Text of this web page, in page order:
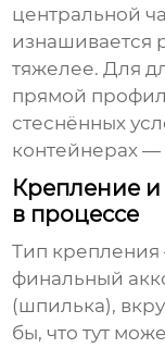
центральной
изнашивается
тяжелее. Для
прямой
стеснённых
контейнерах
Крепление и
в процессе
Тип крепления
финальный
(шпилька),
бы, что тут